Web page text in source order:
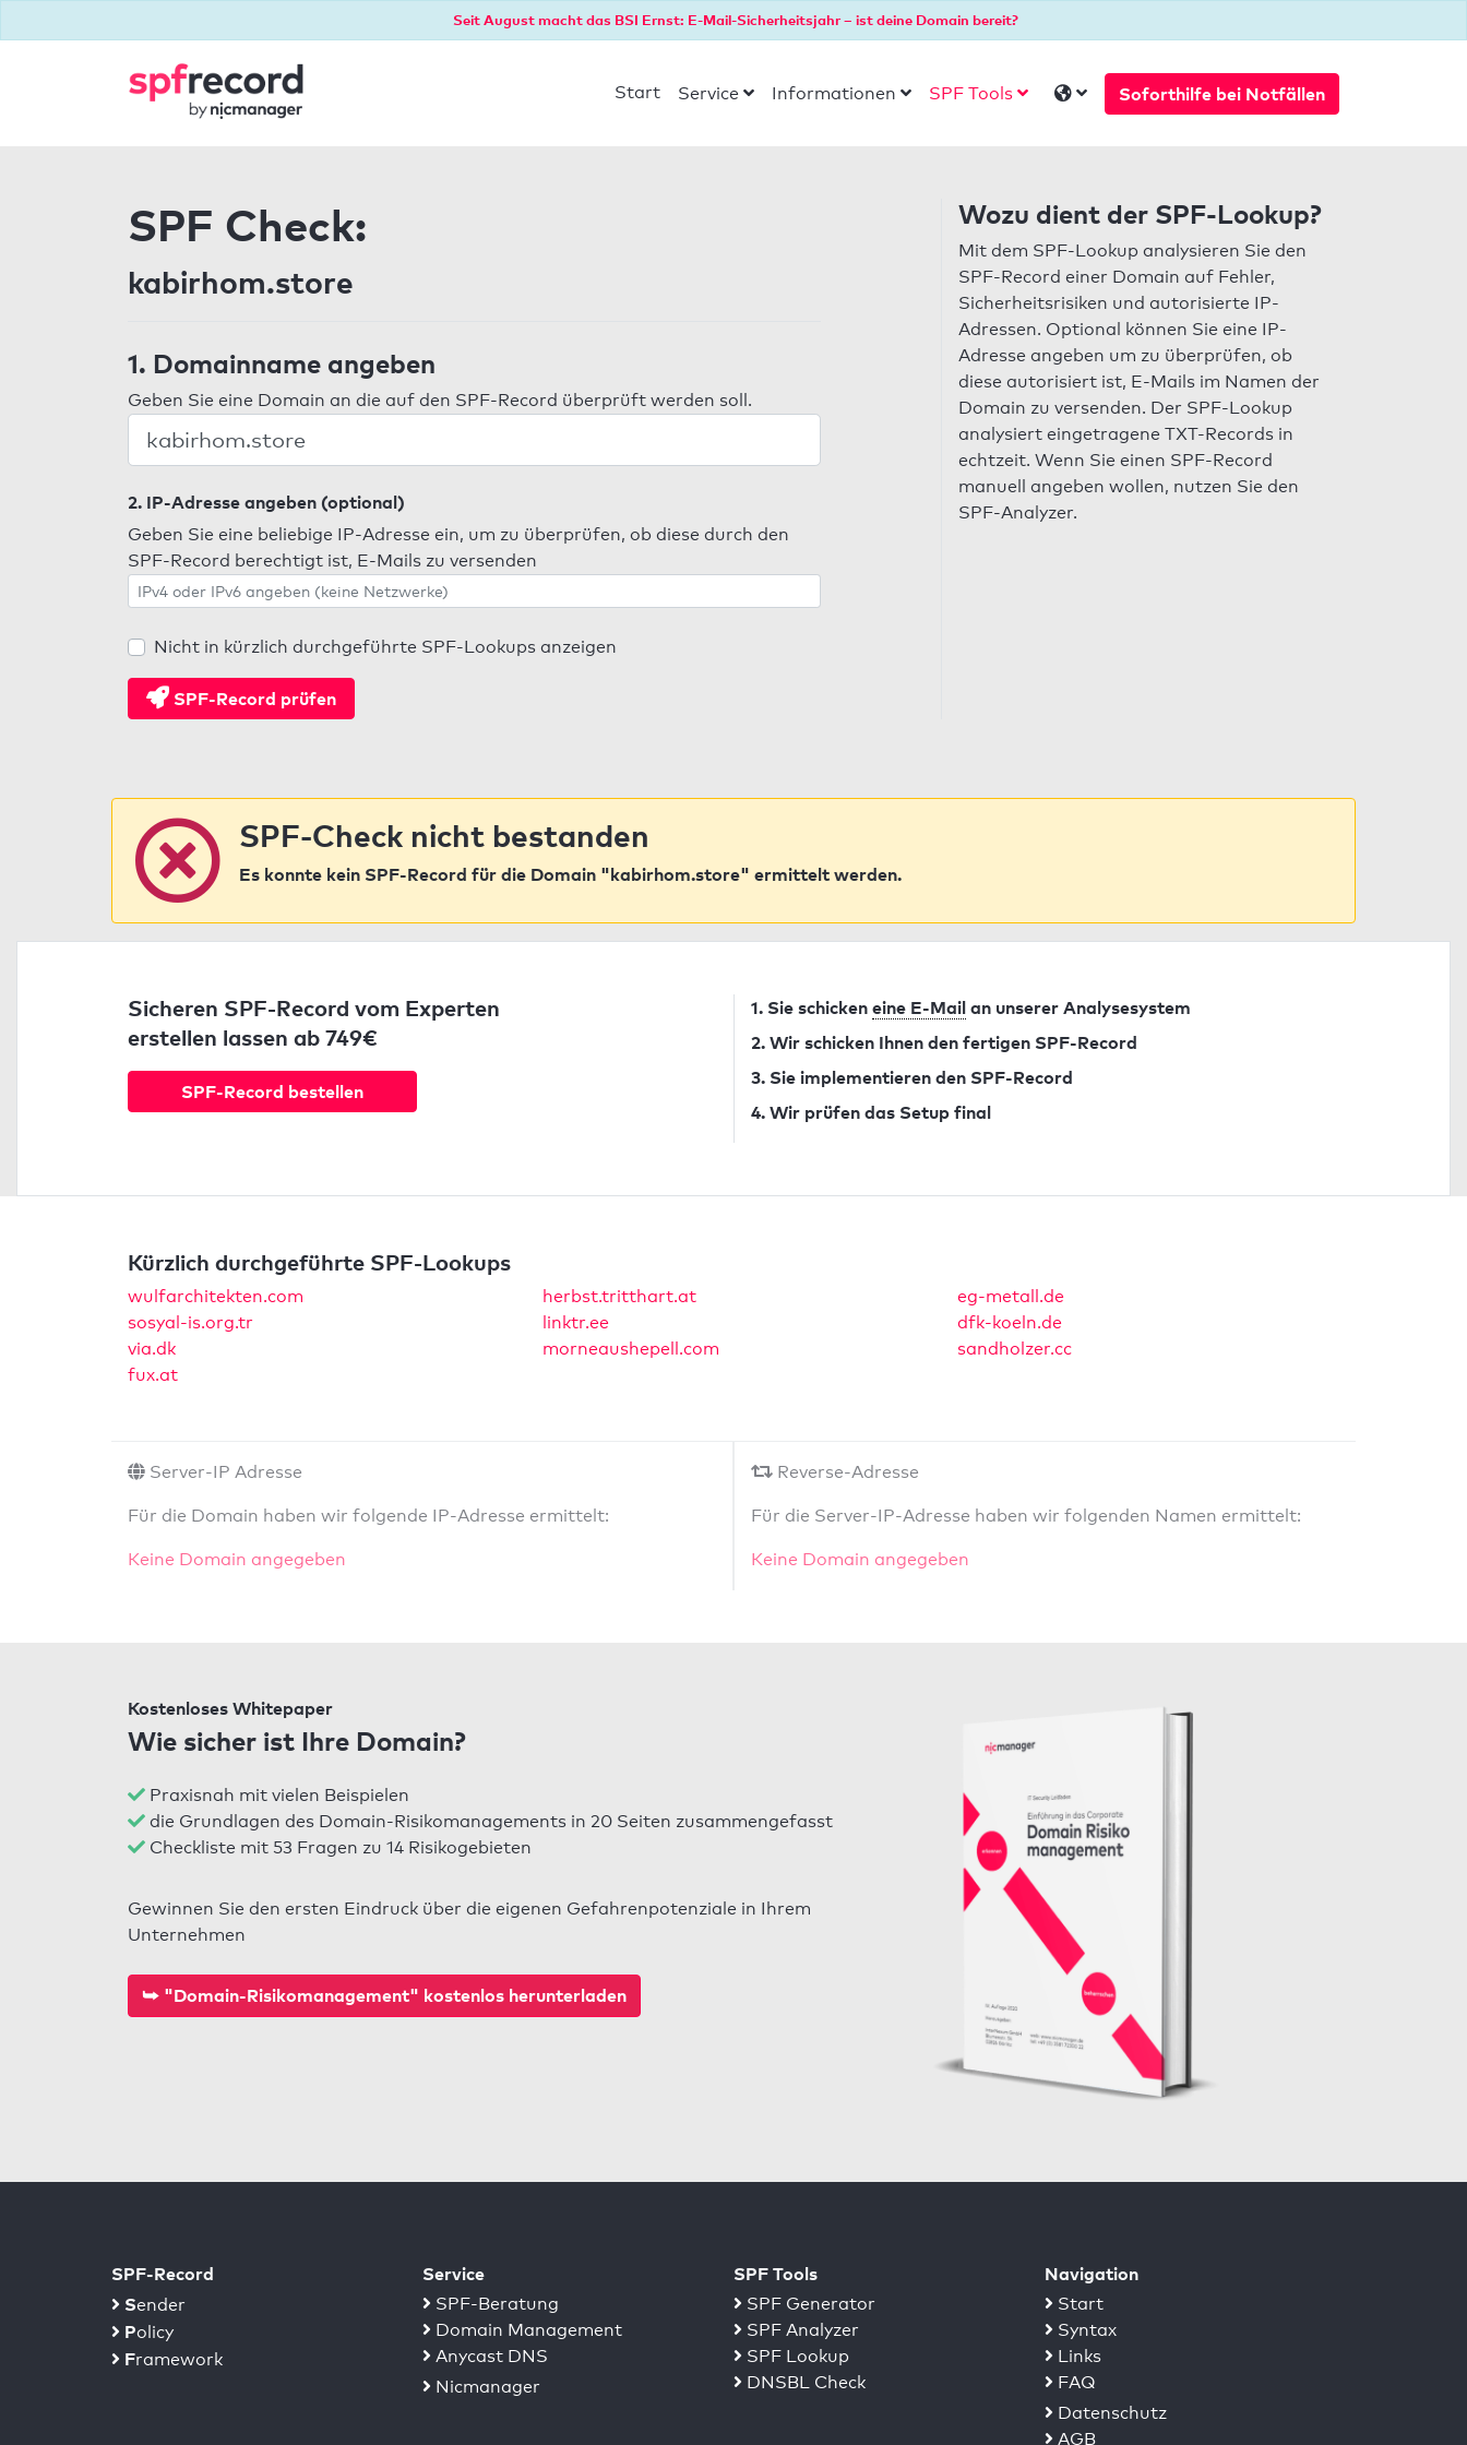
Seit August macht das BSI Ernst: E-Mail-Sicherheitsjahr – ist deine Domain bereit?
Start Service Informationen SPF Tools Soforthilfe bei Notfällen
SPF Check:
kabirhom.store
1. Domainname angeben
Geben Sie eine Domain an die auf den SPF-Record überprüft werden soll.
2. IP-Adresse angeben (optional)
Geben Sie eine beliebige IP-Adresse ein, um zu überprüfen, ob diese durch den
SPF-Record berechtigt ist, E-Mails zu versenden
Nicht in kürzlich durchgeführte SPF-Lookups anzeigen
SPF-Record prüfen
Wozu dient der SPF-Lookup?
Mit dem SPF-Lookup analysieren Sie den
SPF-Record einer Domain auf Fehler,
Sicherheitsrisiken und autorisierte IP-
Adressen. Optional können Sie eine IP-
Adresse angeben um zu überprüfen, ob
diese autorisiert ist, E-Mails im Namen der
Domain zu versenden. Der SPF-Lookup
analysiert eingetragene TXT-Records in
echtzeit. Wenn Sie einen SPF-Record
manuell angeben wollen, nutzen Sie den
SPF-Analyzer.
SPF-Check nicht bestanden
Es konnte kein SPF-Record für die Domain "kabirhom.store" ermittelt werden.
Sicheren SPF-Record vom Experten
erstellen lassen ab 749€
SPF-Record bestellen
1. Sie schicken eine E-Mail an unserer Analysesystem
2. Wir schicken Ihnen den fertigen SPF-Record
3. Sie implementieren den SPF-Record
4. Wir prüfen das Setup final
Kürzlich durchgeführte SPF-Lookups
wulfarchitekten.com herbst.tritthart.at
eg-metall.de
sosyal-is.org.tr
linktr.ee
dfk-koeln.de
via.dk
morneaushepell.com
sandholzer.cc
fux.at
Server-IP Adresse
Für die Domain haben wir folgende IP-Adresse ermittelt:
Keine Domain angegeben
Reverse-Adresse
Für die Server-IP-Adresse haben wir folgenden Namen ermittelt:
Keine Domain angegeben
Kostenloses Whitepaper
Wie sicher ist Ihre Domain?
Praxisnah mit vielen Beispielen
die Grundlagen des Domain-Risikomanagements in 20 Seiten zusammengefasst
Checkliste mit 53 Fragen zu 14 Risikogebieten
Gewinnen Sie den ersten Eindruck über die eigenen Gefahrenpotenziale in Ihrem
Unternehmen
⮩ "Domain-Risikomanagement" kostenlos herunterladen
SPF-Record
Sender
Policy
Framework
Service
SPF-Beratung
Domain Management
Anycast DNS
Nicmanager
SPF Tools
SPF Generator
SPF Analyzer
SPF Lookup
DNSBL Check
Navigation
Start
Syntax
Links
FAQ
Datenschutz
AGB